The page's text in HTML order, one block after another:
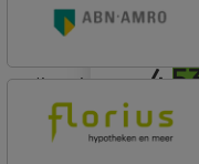
Budget
lineair
ABN AMRO Bank
Budget